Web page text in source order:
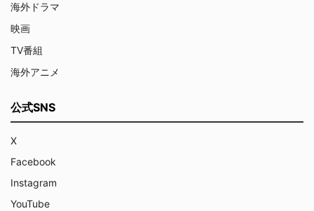
海外ドラマ
映画
TV番組
海外アニメ
公式SNS
X
Facebook
Instagram
YouTube